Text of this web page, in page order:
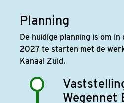
Planning
De huidige planning is om
2027 te starten met de
Kanaal Zuid.
Wegennet